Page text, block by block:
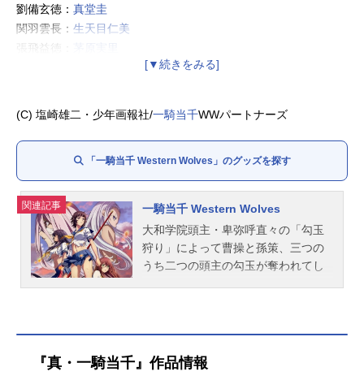
劉備玄徳： 真堂圭
関羽雲長： 生天目仁美
張飛益徳：
曹操孟徳：赤城進
夏侯惇元譲：
阪口周平
許褚仲康：武田華
斎藤千和
卑弥呼：たかはし智秋
柳生三厳：田辺留依
源九郎義経：巽悠衣子
蘆屋道満：五十嵐裕美
新免武蔵：小清水亜美
紫虚上人：江川央生
虎徹：伊藤静
孫権仲謀： 大橋彩香
(C) 塩崎雄二・少年画報社/一騎当千WWパートナーズ
「一騎当千 Western Wolves」のグッズを探す
関連記事
一騎当千 Western Wolves
大和学院頭主・卑弥呼直々の「勾玉
狩り」によって曹操と孫策、三つの
うち二つの頭主の勾玉が奪われてし
学院へとむかう事に。束の間の高校
生らしいひとときに修学旅行気分に
浸る一同だったが、宿泊先の旅館で
『真・一騎当千』作品情報